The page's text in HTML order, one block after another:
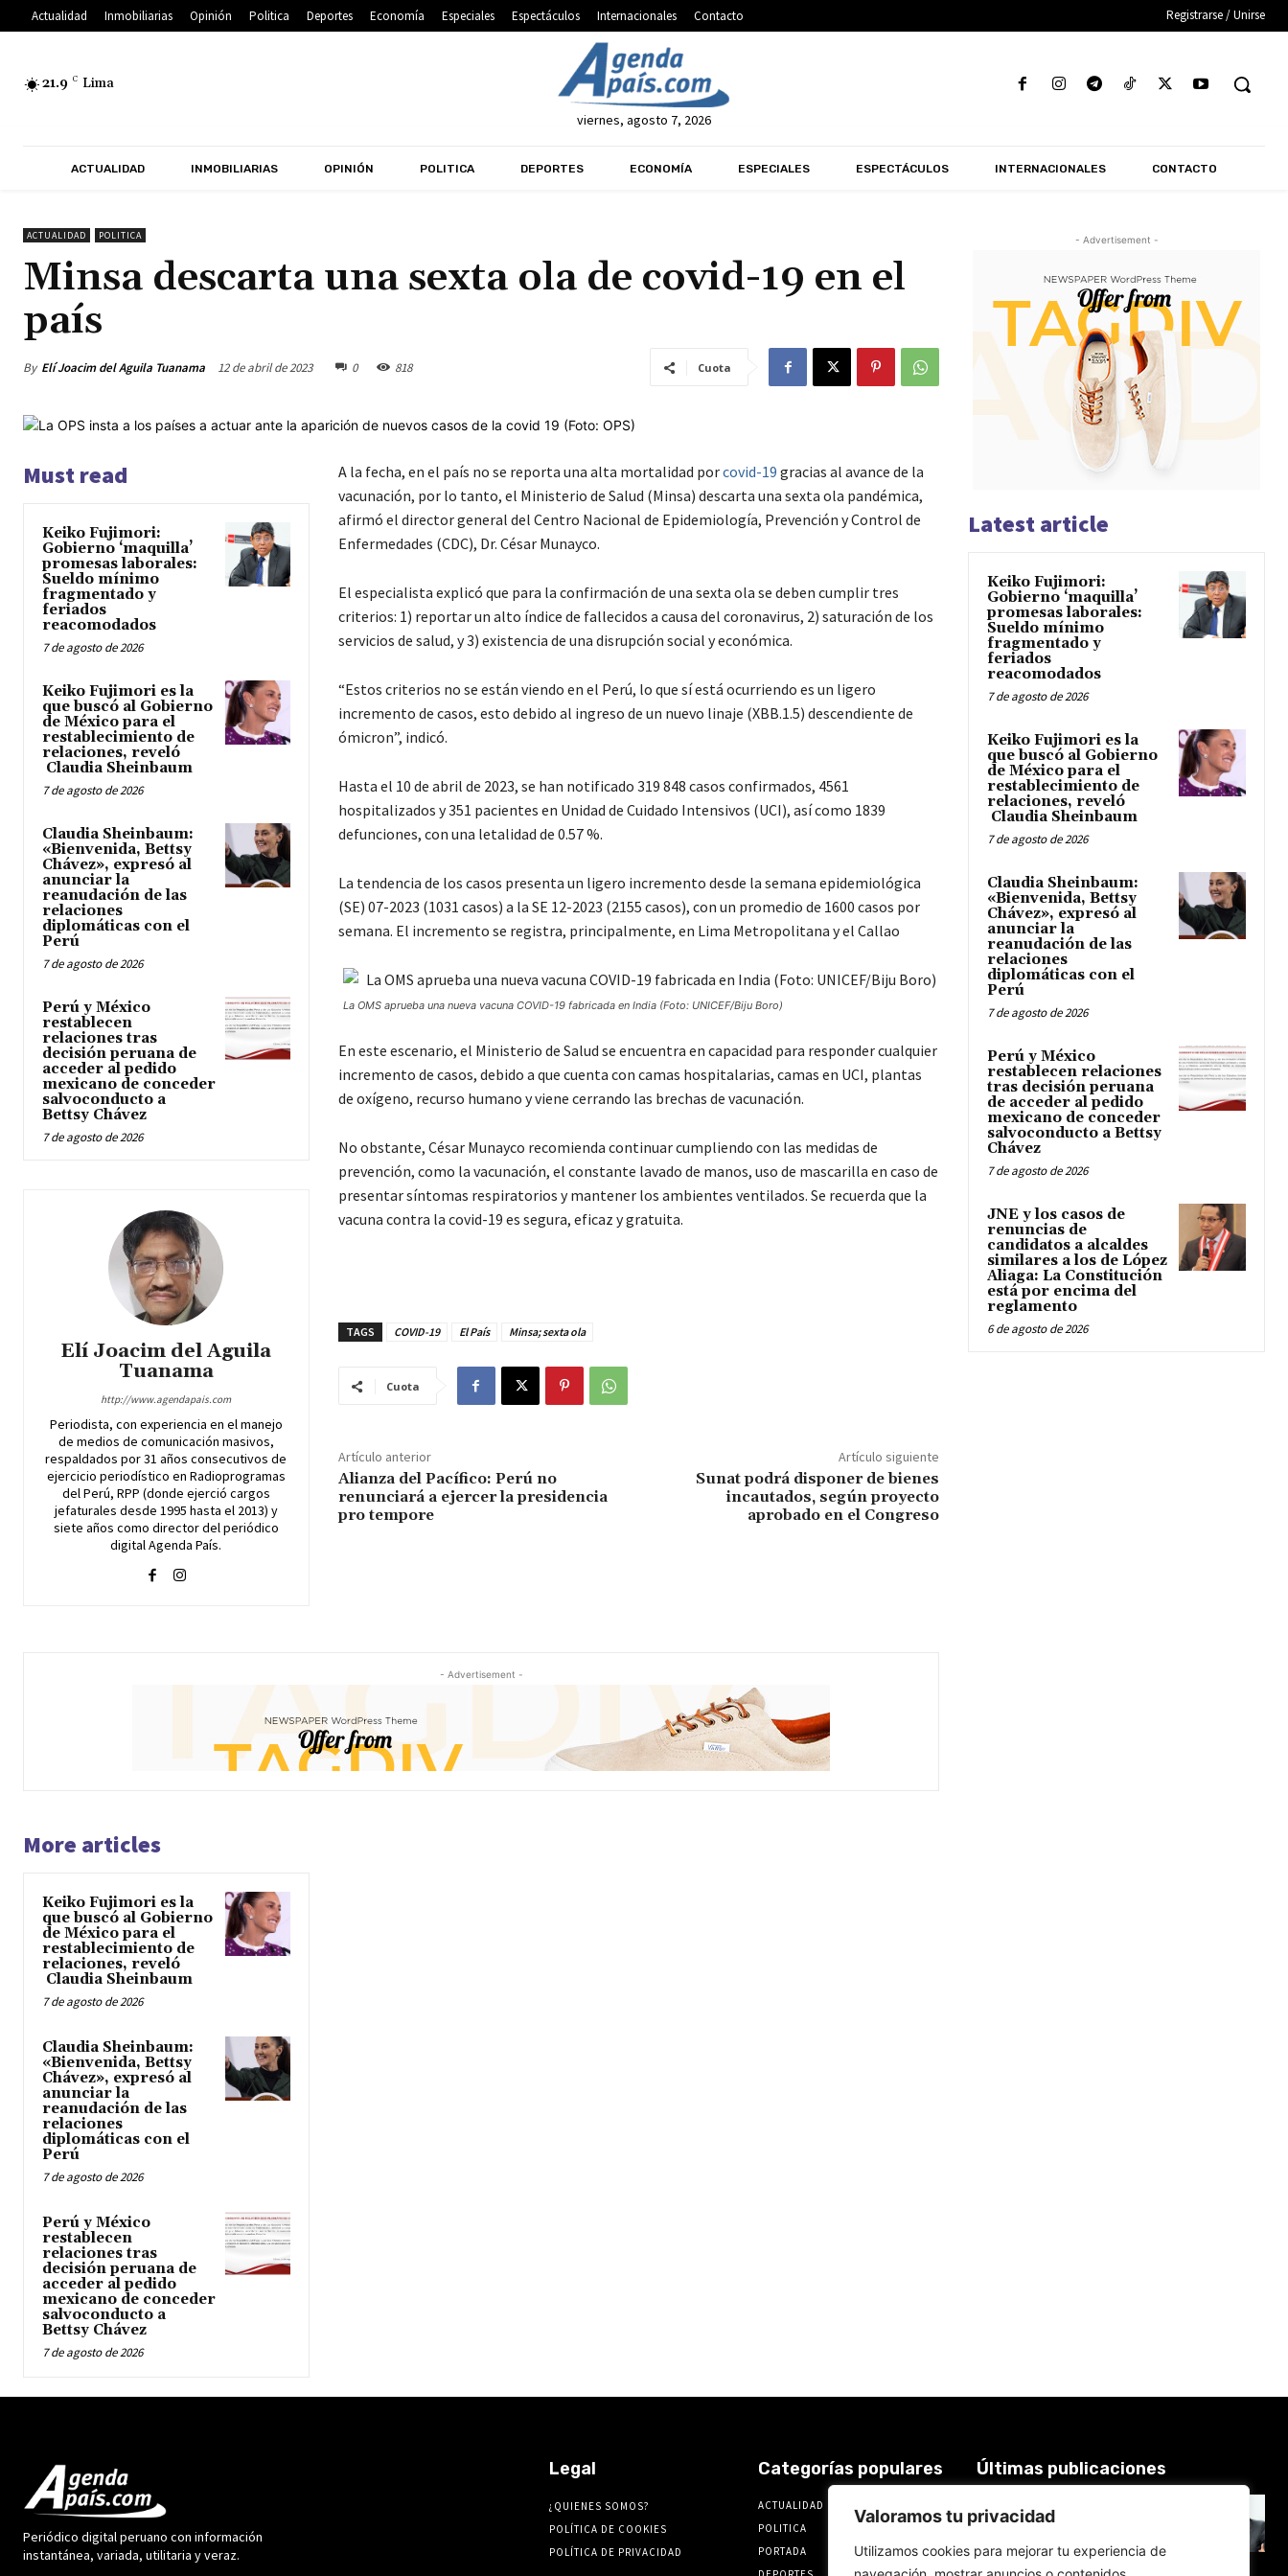
Valoramos tu privacidad
Utilizamos cookies para mejorar tu experiencia de
Actualidad Inmobiliarias Opinión Politica Deportes Economía Especiales Espectáculos Internacionales Contacto Registrarse / Unirse
21.9 C Lima
viernes, agosto 7, 2026
ACTUALIDAD INMOBILIARIAS OPINIÓN POLITICA DEPORTES ECONOMÍA ESPECIALES ESPECTÁCULOS INTERNACIONALES CONTACTO
ACTUALIDAD POLITICA
Minsa descarta una sexta ola de covid-19 en el
país
By Elí Joacim del Aguila Tuanama 12 de abril de 2023 0 818 Cuota
Must read
Keiko Fujimori:
Gobierno ‘maquilla’
promesas laborales:
Sueldo mínimo
fragmentado y
feriados
reacomodados
7 de agosto de 2026
Keiko Fujimori es la
que buscó al Gobierno
de México para el
restablecimiento de
relaciones, reveló
Claudia Sheinbaum
7 de agosto de 2026
Claudia Sheinbaum:
«Bienvenida, Bettsy
Chávez», expresó al
anunciar la
reanudación de las
relaciones
diplomáticas con el
Perú
7 de agosto de 2026
Perú y México
restablecen
relaciones tras
decisión peruana de
acceder al pedido
mexicano de conceder
salvoconducto a
Bettsy Chávez
7 de agosto de 2026
Elí Joacim del Aguila
Tuanama
http://www.agendapais.com
Periodista, con experiencia en el manejo
de medios de comunicación masivos,
respaldados por 31 años consecutivos de
ejercicio periodístico en Radioprogramas
del Perú, RPP (donde ejerció cargos
jefaturales desde 1995 hasta el 2013) y
siete años como director del periódico
digital Agenda País.
A la fecha, en el país no se reporta una alta mortalidad porcovid-19 gracias al avance de la
vacunación, por lo tanto, el Ministerio de Salud (Minsa) descarta una sexta ola pandémica,
afirmó el director general del Centro Nacional de Epidemiología, Prevención y Control de
Enfermedades (CDC), Dr. César Munayco.
El especialista explicó que para la confirmación de una sexta ola se deben cumplir tres
criterios: 1) reportar un alto índice de fallecidos a causa del coronavirus, 2) saturación de los
servicios de salud, y 3) existencia de una disrupción social y económica.
“Estos criterios no se están viendo en el Perú, lo que sí está ocurriendo es un ligero
incremento de casos, esto debido al ingreso de un nuevo linaje (XBB.1.5) descendiente de
ómicron”, indicó.
Hasta el 10 de abril de 2023, se han notificado 319 848 casos confirmados, 4561
hospitalizados y 351 pacientes en Unidad de Cuidado Intensivos (UCI), así como 1839
defunciones, con una letalidad de 0.57 %.
La tendencia de los casos presenta un ligero incremento desde la semana epidemiológica
(SE) 07-2023 (1031 casos) a la SE 12-2023 (2155 casos), con un promedio de 1600 casos por
semana. El incremento se registra, principalmente, en Lima Metropolitana y el Callao
La OMS aprueba una nueva vacuna COVID-19 fabricada en India (Foto: UNICEF/Biju Boro)
En este escenario, el Ministerio de Salud se encuentra en capacidad para responder cualquier
incremento de casos, debido a que cuenta con camas hospitalarias, camas en UCI, plantas
de oxígeno, recurso humano y viene cerrando las brechas de vacunación.
No obstante, César Munayco recomienda continuar cumpliendo con las medidas de
prevención, como la vacunación, el constante lavado de manos, uso de mascarilla en caso de
presentar síntomas respiratorios y mantener los ambientes ventilados. Se recuerda que la
vacuna contra la covid-19 es segura, eficaz y gratuita.
TAGS COVID-19 El País Minsa; sexta ola
Cuota
Artículo anterior
Alianza del Pacífico: Perú no
renunciará a ejercer la presidencia
pro tempore
Artículo siguiente
Sunat podrá disponer de bienes
incautados, según proyecto
aprobado en el Congreso
- Advertisement -
More articles
Keiko Fujimori es la
que buscó al Gobierno
de México para el
restablecimiento de
relaciones, reveló
Claudia Sheinbaum
7 de agosto de 2026
Claudia Sheinbaum:
«Bienvenida, Bettsy
Chávez», expresó al
anunciar la
reanudación de las
relaciones
diplomáticas con el
Perú
7 de agosto de 2026
Perú y México
restablecen
relaciones tras
decisión peruana de
acceder al pedido
mexicano de conceder
salvoconducto a
Bettsy Chávez
7 de agosto de 2026
- Advertisement -
Latest article
Keiko Fujimori:
Gobierno ‘maquilla’
promesas laborales:
Sueldo mínimo
fragmentado y
feriados
reacomodados
7 de agosto de 2026
Keiko Fujimori es la
que buscó al Gobierno
de México para el
restablecimiento de
relaciones, reveló
Claudia Sheinbaum
7 de agosto de 2026
Claudia Sheinbaum:
«Bienvenida, Bettsy
Chávez», expresó al
anunciar la
reanudación de las
relaciones
diplomáticas con el
Perú
7 de agosto de 2026
Perú y México
restablecen relaciones
tras decisión peruana
de acceder al pedido
mexicano de conceder
salvoconducto a Bettsy
Chávez
7 de agosto de 2026
JNE y los casos de
renuncias de
candidatos a alcaldes
similares a los de López
Aliaga: La Constitución
está por encima del
reglamento
6 de agosto de 2026
Periódico digital peruano con información
instantánea, variada, utilitaria y veraz.
Legal
¿QUIENES SOMOS?
POLÍTICA DE COOKIES
POLÍTICA DE PRIVACIDAD
Categorías populares
ACTUALIDAD
POLITICA
PORTADA
619
Últimas publicaciones
Keiko Fujimori: Gobierno
‘maquilla’ promesas laborales:
feriados reacomodados